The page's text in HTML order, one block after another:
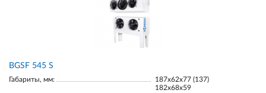
BGSF 545 S
Габариты, мм:
187х62х77 (137)
182х68х59